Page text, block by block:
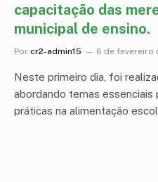
capacitação das
municipal de ensino.
Por cr2-admin15 6 de fevereiro
Neste primeiro dia, foi
abordando temas essenciais
práticas na alimentação